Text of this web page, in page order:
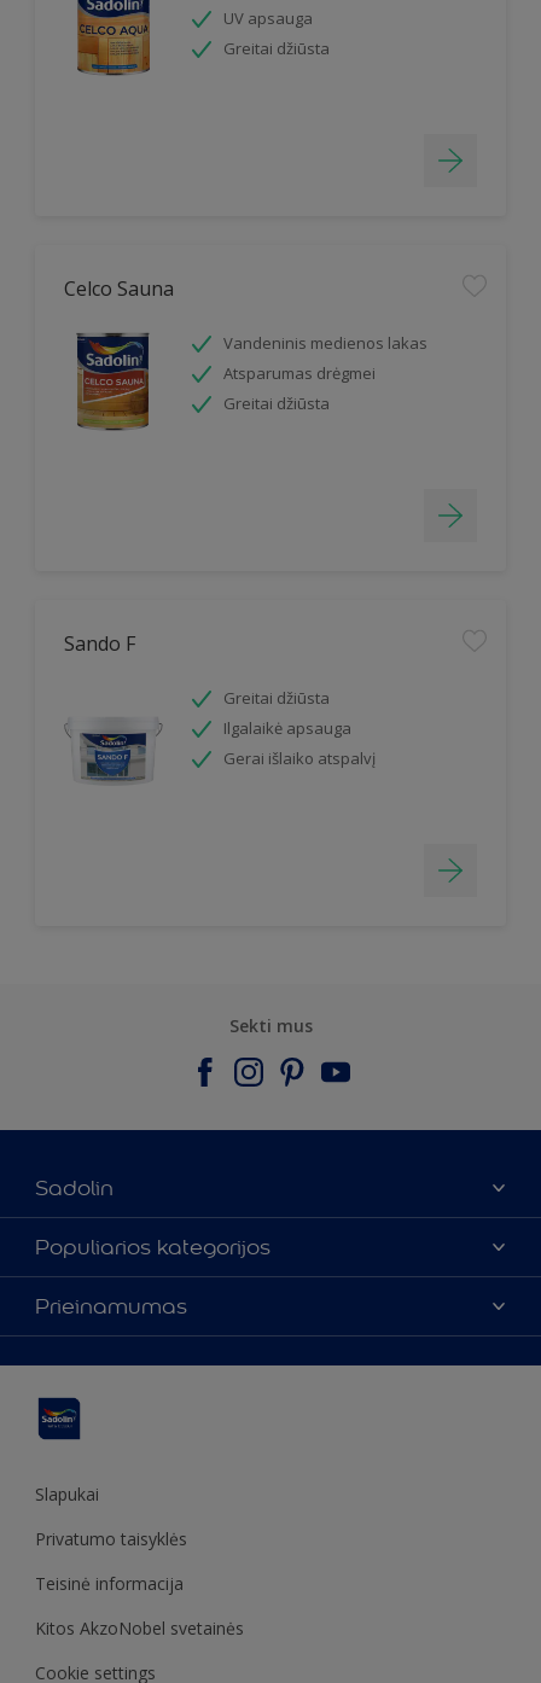
UV apsauga
Greitai džiūsta
Celco Sauna
Vandeninis medienos lakas
Atsparumas drėgmei
Greitai džiūsta
Sando F
Greitai džiūsta
Ilgalaikė apsauga
Gerai išlaiko atspalvį
Sekti mus
Sadolin
Apie mus
Susisiekti su mumis
Rasti parduotuvę
Populiarios kategorijos
Spalvos
Produktai
Įkvėpimas
Dekoravimo patarimai
Sadolin Metų spalva
Prieinamumas
Slapukai
Privatumo taisyklės
Teisinė informacija
Kitos AkzoNobel svetainės
Cookie settings